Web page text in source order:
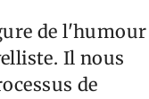
de l'humour
Il nous
de